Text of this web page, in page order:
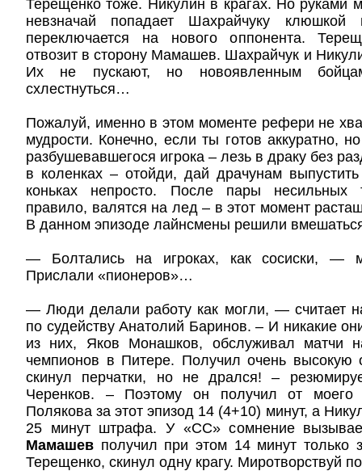
Терещенко тоже. Никулин в крагах. Но руками
невзначай попадает Шахрайчуку
переключается на нового оппонента.
отвозит в сторону Мамашев. Шахрайчук и
Их не пускают, но новоявленным
схлестнуться…
Пожалуй, именно в этом моменте рефери не
мудрости. Конечно, если ты готов аккуратно,
разбушевавшегося игрока – лезь в драку без
в коленках – отойди, дай драчунам
коньках непросто. После пары несильных
правило, валятся на лед – в этот момент
В данном эпизоде лайнсмены решили
— Болтались на игроках, как сосиски, —
Прислали «пионеров»…
— Люди делали работу как могли, — считает
по судейству Анатолий Баринов. – И никакие
из них, Яков Монашков, обслуживал матчи
чемпионов в Питере. Получил очень высокую
скинул перчатки, но не дрался! –
Черенков. – Поэтому он получил от моего
Полякова за этот эпизод 14 (4+10) минут, а
25 минут штрафа. У «СС» сомнение
Мамашев получил при этом 14 минут только
Терещенко, скинул одну крагу. Миротворствуй